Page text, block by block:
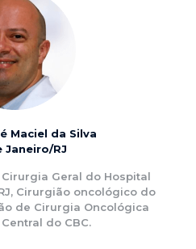
Maciel da Silva
Janeiro/RJ
Geral do Hospital
Cirurgião oncológico do
de Cirurgia Oncológica
do CBC.